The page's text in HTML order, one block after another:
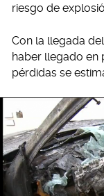
riesgo de
Con la llegada
haber llegado en
pérdidas se